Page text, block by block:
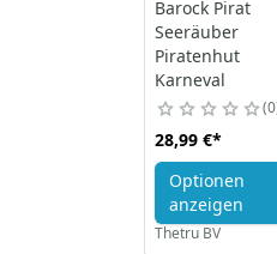
Barock Pirat
Seeräuber
Piratenhut
Karneval
0
28,99 €*
Optionen
anzeigen
Thetru BV